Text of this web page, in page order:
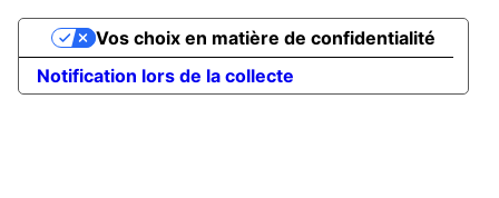
Notification lors de la collecte
Vos choix en matière de confidentialité